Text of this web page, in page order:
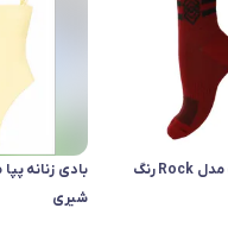
جوراب زنانه مدل Rock رنگ
شیری